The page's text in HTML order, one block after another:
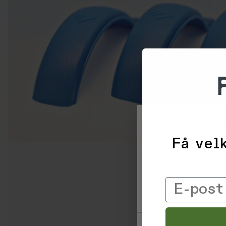
Vi og våre
trykke 'Godta',
til ved å klikke på
Få
Email